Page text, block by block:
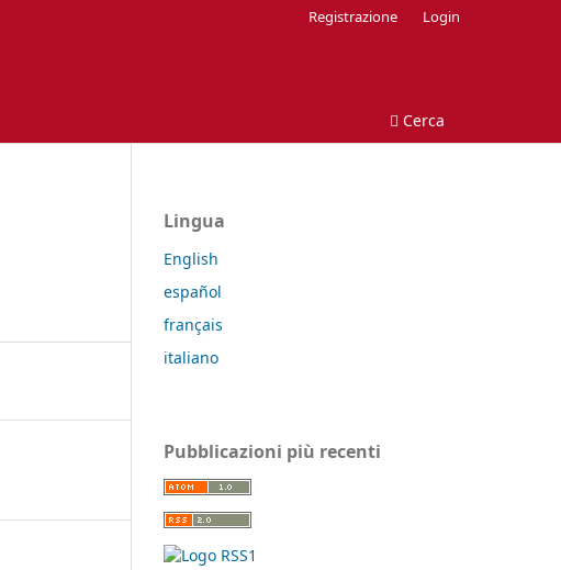
Cerca
Registrazione Login
Lingua
English
español
français
italiano
Pubblicazioni più recenti